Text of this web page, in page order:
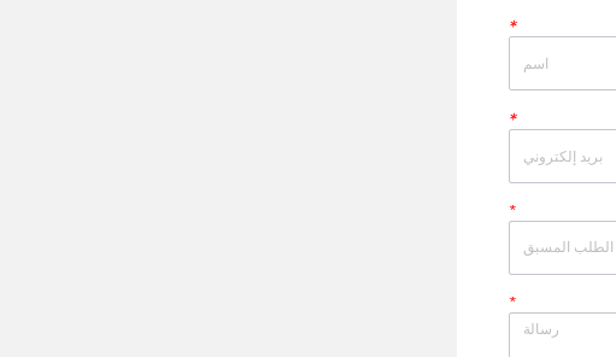
*
*
*
*